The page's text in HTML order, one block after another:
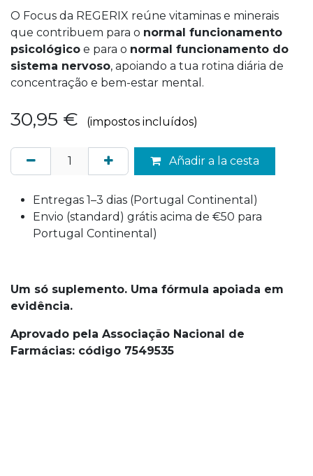
O Focus da REGERIX reúne vitaminas e minerais
que contribuem para o normal funcionamento
psicológico e para o normal funcionamento do
sistema nervoso, apoiando a tua rotina diária de
concentração e bem-estar mental.
30,95 € (impostos incluídos)
Añadir a la cesta
Entregas 1–3 dias (Portugal Continental)
Envio (standard) grátis acima de €50 para
Portugal Continental)
Um só suplemento. Uma fórmula apoiada em
evidência.
Aprovado pela Associação Nacional de
Farmácias: código 7549535